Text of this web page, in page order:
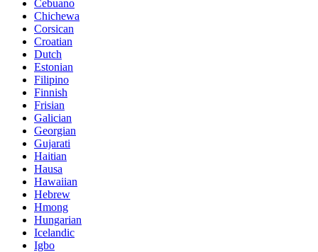
Cebuano
Chichewa
Corsican
Croatian
Dutch
Estonian
Filipino
Finnish
Frisian
Galician
Georgian
Gujarati
Haitian
Hausa
Hawaiian
Hebrew
Hmong
Hungarian
Icelandic
Igbo